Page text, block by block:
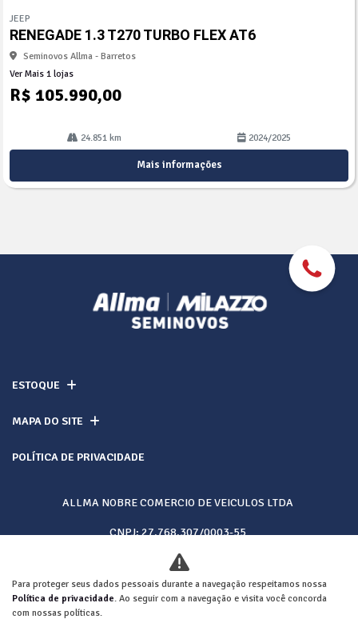
arti
lhe
JEEP
RENEGADE 1.3 T270 TURBO FLEX AT6
Seminovos Allma - Barretos
Ver Mais 1 lojas
R$ 105.990,00
24.851 km 2024/2025
Mais informações
ESTOQUE
MAPA DO SITE
POLÍTICA DE PRIVACIDADE
ALLMA NOBRE COMERCIO DE VEICULOS LTDA
CNPJ: 27.768.307/0003-55
Desacelere. Seu bem maior é a vida.
Para proteger seus dados pessoais durante a navegação respeitamos nossa
Política de privacidade. Ao seguir com a navegação e visita você concorda
com nossas políticas.